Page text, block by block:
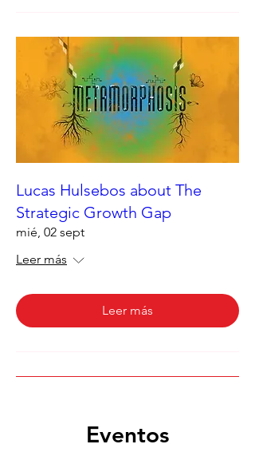
Lucas Hulsebos about The
Strategic Growth Gap
mié, 02 sept
Leer más
Leer más
Eventos